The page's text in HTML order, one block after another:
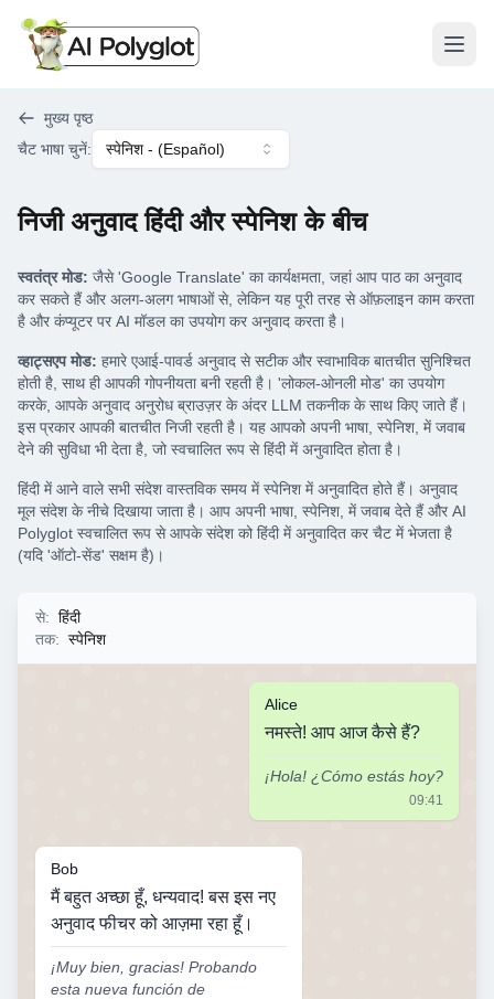
मेनू
मुख्य पृष्ठ
चैट भाषा चुनें: स्पेनिश- (Español)
निजी अनुवाद हिंदी और स्पेनिश के बीच
स्वतंत्र मोड: जैसे 'Google Translate' का कार्यक्षमता, जहां आप पाठ का अनुवाद
कर सकते हैं और अलग-अलग भाषाओं से, लेकिन यह पूरी तरह से ऑफ़लाइन काम करता
है और कंप्यूटर पर AI मॉडल का उपयोग कर अनुवाद करता है।
व्हाट्सएप मोड: हमारे एआई-पावर्ड अनुवाद से सटीक और स्वाभाविक बातचीत सुनिश्चित
होती है, साथ ही आपकी गोपनीयता बनी रहती है। 'लोकल-ओनली मोड' का उपयोग
करके, आपके अनुवाद अनुरोध ब्राउज़र के अंदर LLM तकनीक के साथ किए जाते हैं।
इस प्रकार आपकी बातचीत निजी रहती है। यह आपको अपनी भाषा, स्पेनिश, में जवाब
देने की सुविधा भी देता है, जो स्वचालित रूप से हिंदी में अनुवादित होता है।
हिंदी में आने वाले सभी संदेश वास्तविक समय में स्पेनिश में अनुवादित होते हैं। अनुवाद
मूल संदेश के नीचे दिखाया जाता है। आप अपनी भाषा, स्पेनिश, में जवाब देते हैं और AI
Polyglot स्वचालित रूप से आपके संदेश को हिंदी में अनुवादित कर चैट में भेजता है
(यदि 'ऑटो-सेंड' सक्षम है)।
से: हिंदी
तक: स्पेनिश
Alice
नमस्ते! आप आज कैसे हैं?
¡Hola! ¿Cómo estás hoy?
09:41
Bob
मैं बहुत अच्छा हूँ, धन्यवाद! बस इस नए
अनुवाद फीचर को आज़मा रहा हूँ।
¡Muy bien, gracias! Probando
esta nueva función de